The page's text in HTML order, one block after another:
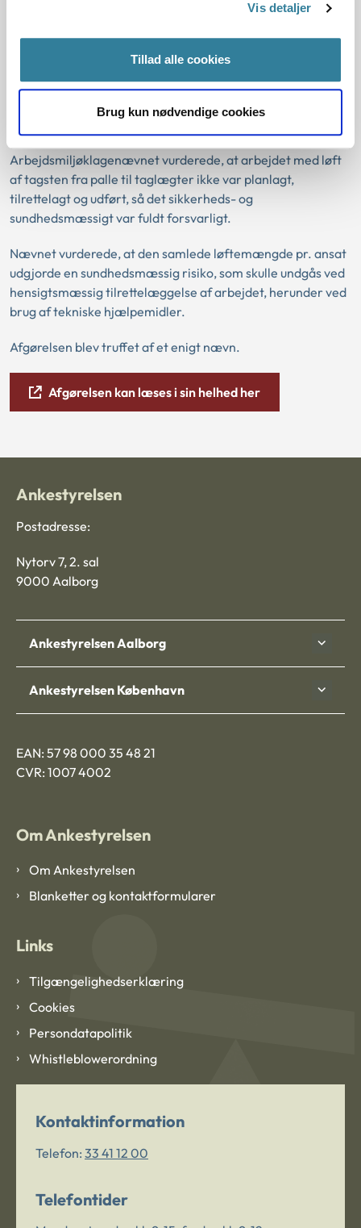
Vis detaljer
Tillad alle cookies
Brug kun nødvendige cookies
sundhedsmæssigt fuldt forsvarligt.
Risikoen ved løft af tagsten skulle
tilrettelæggelse af arbejdet, herunder
ved brug af tekniske hjælpemidler
Arbejdsmiljøklagenævnet vurderede, at arbejdet med løft
af tagsten fra palle til taglægter ikke var planlagt,
tilrettelagt og udført, så det sikkerheds- og
sundhedsmæssigt var fuldt forsvarligt.
Nævnet vurderede, at den samlede løftemængde pr. ansat
udgjorde en sundhedsmæssig risiko, som skulle undgås ved
hensigtsmæssig tilrettelæggelse af arbejdet, herunder ved
brug af tekniske hjælpemidler.
Afgørelsen blev truffet af et enigt nævn.
Afgørelsen kan læses i sin helhed her
Ankestyrelsen
Postadresse:
Nytorv 7, 2. sal
9000 Aalborg
Ankestyrelsen Aalborg
Ankestyrelsen København
EAN: 57 98 000 35 48 21
CVR: 1007 4002
Om Ankestyrelsen
Om Ankestyrelsen
Blanketter og kontaktformularer
Links
Tilgængelighedserklæring
Cookies
Persondatapolitik
Whistleblowerordning
Kontaktinformation
Telefon: 33 41 12 00
Telefontider